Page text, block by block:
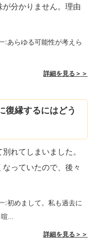
分かりません。理由
:あらゆる可能性が考えら
詳細を見る＞＞
復縁するにはどう
れてしまいました。
っていたので、後々
:初めまして。私も過去に
...
詳細を見る＞＞